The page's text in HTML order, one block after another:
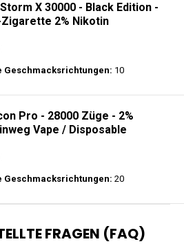
X 30000 - Black Edition -
Zigarette 2% Nikotin
Geschmacksrichtungen: 10
Pro - 28000 Züge - 2%
Vape / Disposable
Geschmacksrichtungen: 20
FRAGEN (FAQ)